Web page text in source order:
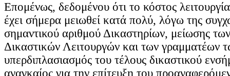
Επομένως, δεδομένου ότι το κόστος
έχει σήμερα μειωθεί κατά πολύ, λόγω της
σημαντικού αριθμού Δικαστηρίων, μείωσης
Δικαστικών Λειτουργών και των γραμματέων
υπερδιπλασιασμός του τέλους δικαστικού
αναγκαίος για την επίτευξη του